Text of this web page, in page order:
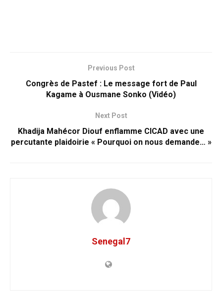
Previous Post
Congrès de Pastef : Le message fort de Paul
Kagame à Ousmane Sonko (Vidéo)
Next Post
Khadija Mahécor Diouf enflamme CICAD avec une
percutante plaidoirie « Pourquoi on nous demande… »
Senegal7